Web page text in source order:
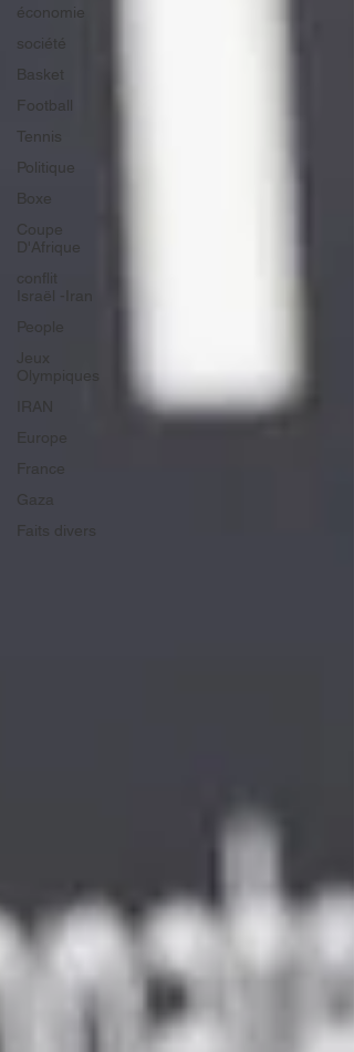
économie
société
Basket
Football
Tennis
Politique
Boxe
Coupe
D'Afrique
conflit
Israël -Iran
People
Olympiques
IRAN
Europe
France
Gaza
Faits divers